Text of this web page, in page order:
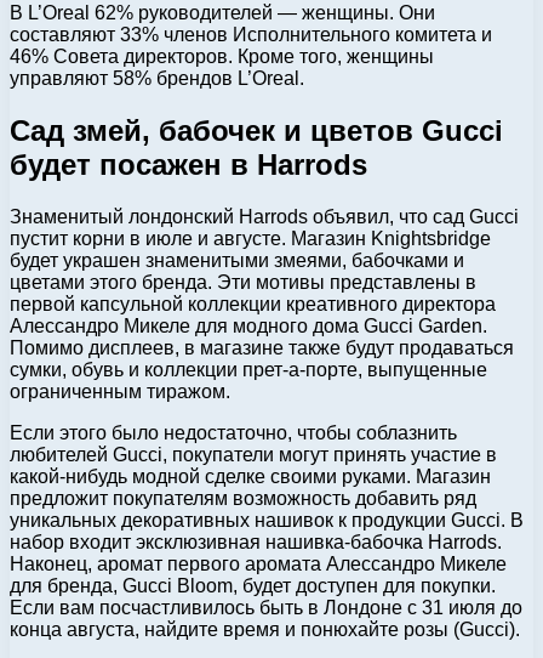
В L’Oreal 62% руководителей — женщины. Они
составляют 33% членов Исполнительного комитета и
46% Совета директоров. Кроме того, женщины
управляют 58% брендов L’Oreal.
Сад змей, бабочек и цветов Gucci
будет посажен в Harrods
Знаменитый лондонский Harrods объявил, что сад Gucci
пустит корни в июле и августе. Магазин Knightsbridge
будет украшен знаменитыми змеями, бабочками и
цветами этого бренда. Эти мотивы представлены в
первой капсульной коллекции креативного директора
Алессандро Микеле для модного дома Gucci Garden.
Помимо дисплеев, в магазине также будут продаваться
сумки, обувь и коллекции прет-а-порте, выпущенные
ограниченным тиражом.
Если этого было недостаточно, чтобы соблазнить
любителей Gucci, покупатели могут принять участие в
какой-нибудь модной сделке своими руками. Магазин
предложит покупателям возможность добавить ряд
уникальных декоративных нашивок к продукции Gucci. В
набор входит эксклюзивная нашивка-бабочка Harrods.
Наконец, аромат первого аромата Алессандро Микеле
для бренда, Gucci Bloom, будет доступен для покупки.
Если вам посчастливилось быть в Лондоне с 31 июля до
конца августа, найдите время и понюхайте розы (Gucci).